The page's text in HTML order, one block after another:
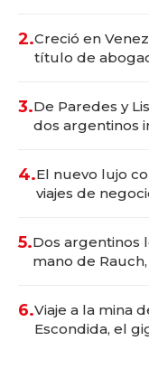
2.Creció en
título de
3.De Paredes y
dos argentinos
4.El nuevo lujo
viajes de
5.Dos argentinos
mano de
6.Viaje a la mina
Escondida, el